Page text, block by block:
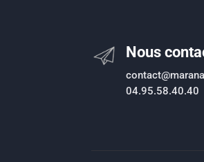
Nous
04.95.58.40.40